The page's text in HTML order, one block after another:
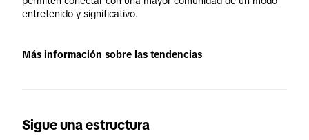
entretenido y significativo.
Más información sobre las tendencias
Sigue una estructura